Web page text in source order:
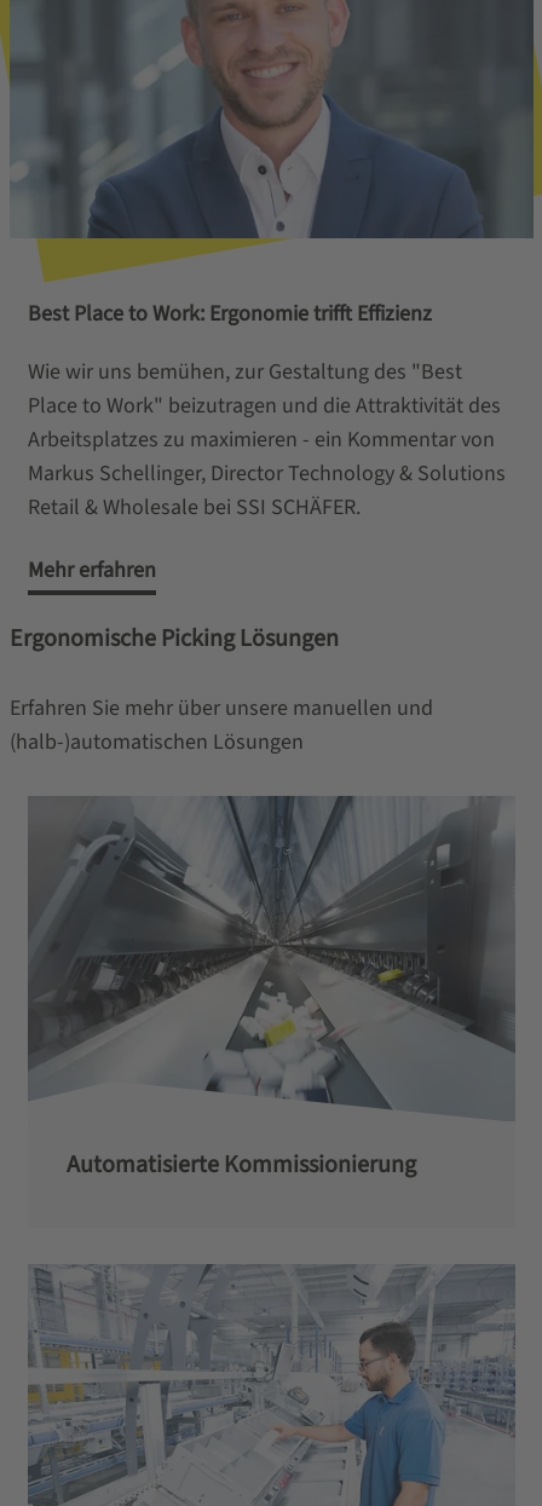
Best Place to Work: Ergonomie trifft Effizienz
Wie wir uns bemühen, zur Gestaltung des "Best
Place to Work" beizutragen und die Attraktivität des
Arbeitsplatzes zu maximieren - ein Kommentar von
Markus Schellinger, Director Technology & Solutions
Retail & Wholesale bei SSI SCHÄFER.
Mehr erfahren
Ergonomische Picking Lösungen
Erfahren Sie mehr über unsere manuellen und
(halb-)automatischen Lösungen
Automatisierte Kommissionierung